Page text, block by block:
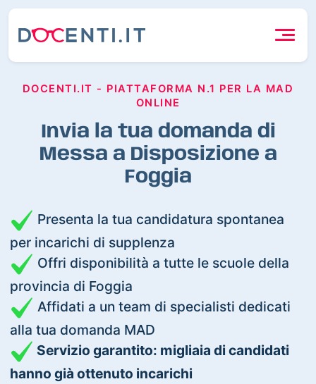
DOCENTI.IT - PIATTAFORMA N.1 PER LA MAD
ONLINE
Invia la tua domanda di
Messa a Disposizione a
Foggia
Presenta la tua candidatura spontanea
per incarichi di supplenza
Offri disponibilità a tutte le scuole della
provincia di Foggia
Affidati a un team di specialisti dedicati
alla tua domanda MAD
Servizio garantito: migliaia di candidati
hanno già ottenuto incarichi